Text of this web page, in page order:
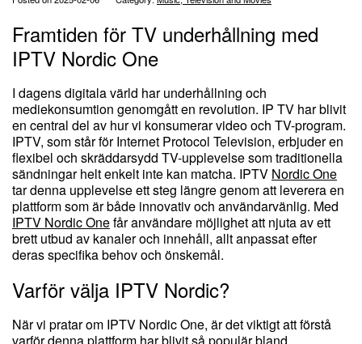
Framtiden för TV underhållning med
IPTV Nordic One
I dagens digitala värld har underhållning och
mediekonsumtion genomgått en revolution. IP TV har blivit
en central del av hur vi konsumerar video och TV-program.
IPTV, som står för Internet Protocol Television, erbjuder en
flexibel och skräddarsydd TV-upplevelse som traditionella
sändningar helt enkelt inte kan matcha. IPTV Nordic One
tar denna upplevelse ett steg längre genom att leverera en
plattform som är både innovativ och användarvänlig. Med
IPTV Nordic Onefår användare möjlighet att njuta av ett
brett utbud av kanaler och innehåll, allt anpassat efter
deras specifika behov och önskemål.
Varför välja IPTV Nordic?
När vi pratar om IPTV Nordic One, är det viktigt att förstå